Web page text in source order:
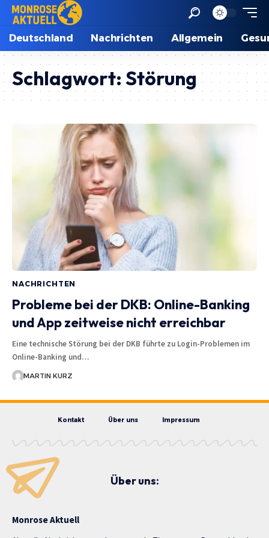
Deutschland Nachrichten Allgemein
Schlagwort:Störung
NACHRICHTEN
Probleme bei der DKB: Online-Banking
und App zeitweise nicht erreichbar
Eine technische Störung bei der DKB führte zu Login-Problemen im
Online-Banking und…
MARTIN KURZ
Kontakt Über uns Impressum
Über uns:
Monrose Aktuell